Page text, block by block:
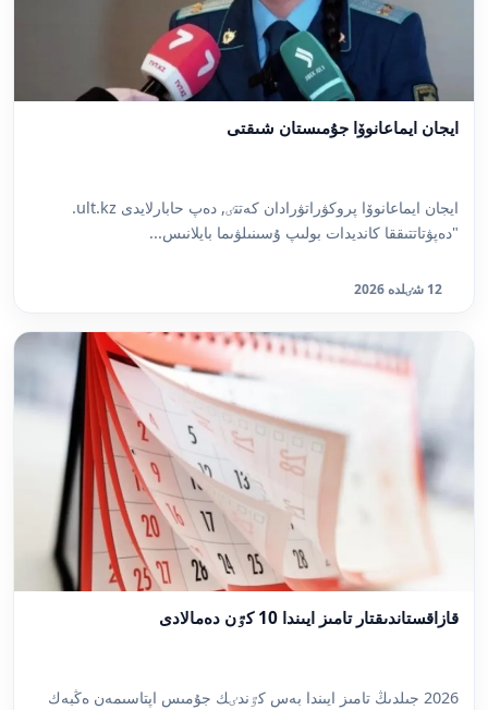
ايجان ايماعانوۆا جۇمىستان شىقتى
ايجان ايماعانوۆا پروكۋراتۋرادان كەتتٸ, دەپ حابارلايدى ult.kz.
"دەپۋتاتتىققا كانديدات بولىپ ۇسىنىلۋىما بايلانىس...
12 شٸلدە 2026
قازاقستاندىقتار تامىز ايىندا 10 كٷن دەمالادى
2026 جىلدىڭ تامىز ايىندا بەس كٷندٸك جۇمىس اپتاسىمەن ەڭبەك